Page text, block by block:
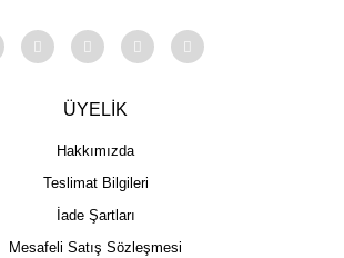
ÜYELİK
Hakkımızda
Teslimat Bilgileri
İade Şartları
Mesafeli Satış Sözleşmesi